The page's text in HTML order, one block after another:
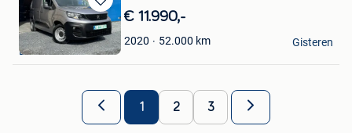
Bewaren
in
Mijn
Favorieten
€ 11.990,-
2020 52.000 km
CAR-MIX
La Louviere
Gisteren
1 2 3